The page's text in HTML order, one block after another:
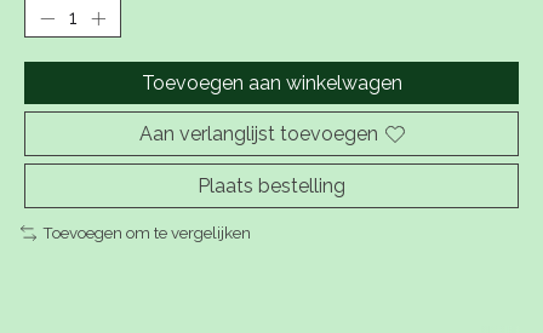
Toevoegen aan winkelwagen
Aan verlanglijst toevoegen
Plaats bestelling
Toevoegen om te vergelijken